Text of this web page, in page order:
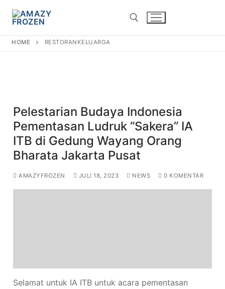
restorankeluarga
HOME RESTORANKELUARGA
Pelestarian Budaya Indonesia
Pementasan Ludruk “Sakera” IA
ITB di Gedung Wayang Orang
Bharata Jakarta Pusat
AMAZYFROZEN JULI 18, 2023 NEWS 0 KOMENTAR
Selamat untuk IA ITB untuk acara pementasan